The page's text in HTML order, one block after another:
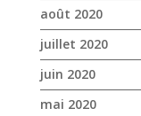
août 2020
juillet 2020
juin 2020
mai 2020